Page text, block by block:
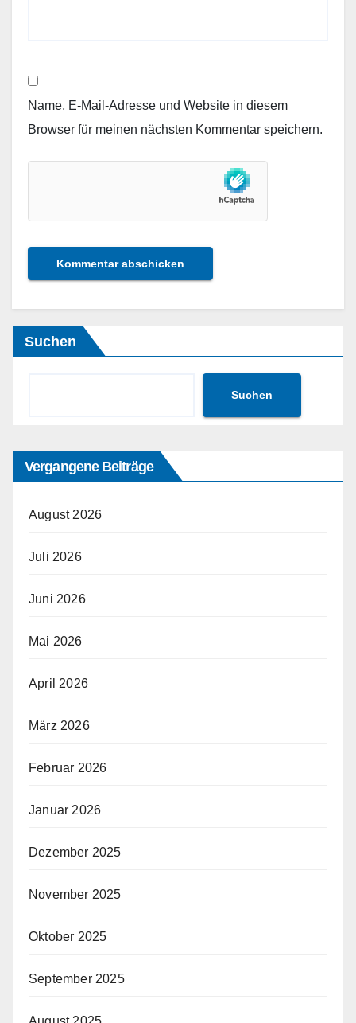
Name, E-Mail-Adresse und Website in diesem
Browser für meinen nächsten Kommentar speichern.
Suchen
Suchen
Vergangene Beiträge
August 2026
Juli 2026
Juni 2026
Mai 2026
April 2026
März 2026
Februar 2026
Januar 2026
Dezember 2025
November 2025
Oktober 2025
September 2025